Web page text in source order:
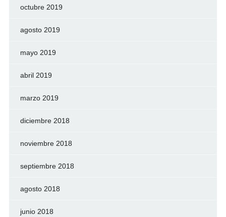
octubre 2019
agosto 2019
mayo 2019
abril 2019
marzo 2019
diciembre 2018
noviembre 2018
septiembre 2018
agosto 2018
junio 2018